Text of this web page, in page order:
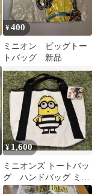
¥400
ミニオン ビッグトー
トバッグ 新品
¥ 1,600
ミニオンズ トートバッ
グ ハンドバッグ ミニ
オン